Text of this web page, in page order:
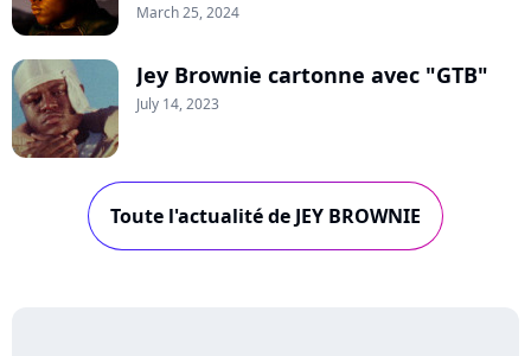
March 25, 2024
Jey Brownie cartonne avec "GTB"
July 14, 2023
Toute l'actualité de JEY BROWNIE